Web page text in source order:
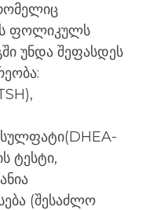
ფოლიკულს
უნდა შეფასდეს
ტესტი,
(შესაძლო